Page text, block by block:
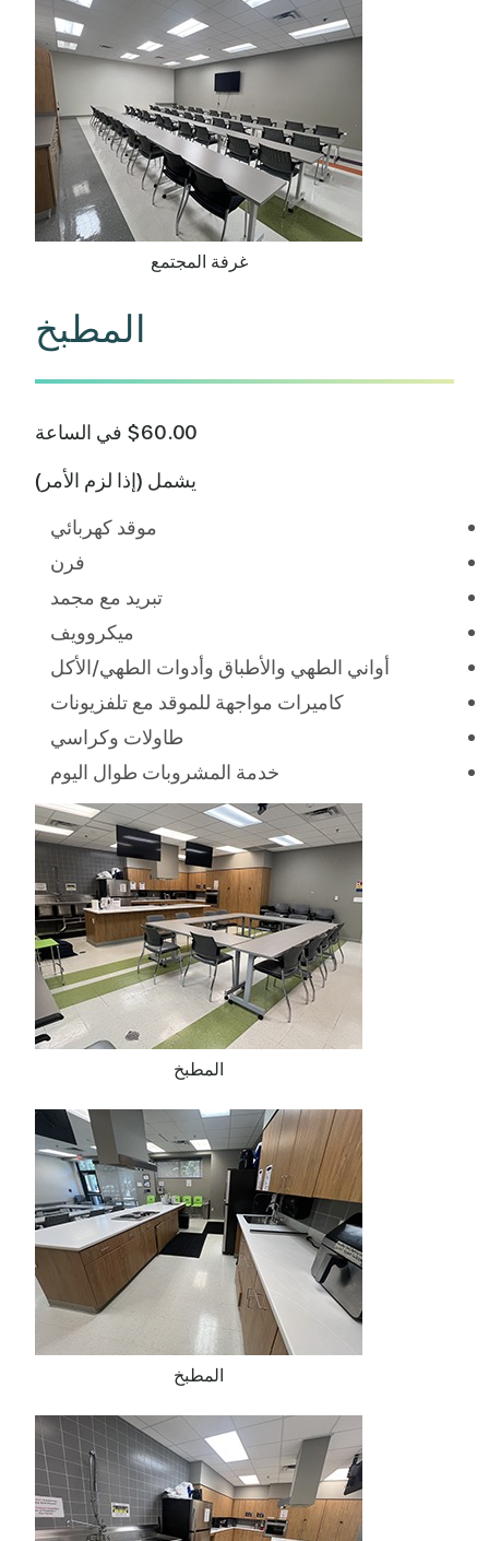
غرفة المجتمع
المطبخ
$60.00 في الساعة
يشمل (إذا لزم الأمر)
موقد كهربائي
فرن
تبريد مع مجمد
ميكروويف
أواني الطهي والأطباق وأدوات الطهي/الأكل
كاميرات مواجهة للموقد مع تلفزيونات
طاولات وكراسي
خدمة المشروبات طوال اليوم
المطبخ
المطبخ